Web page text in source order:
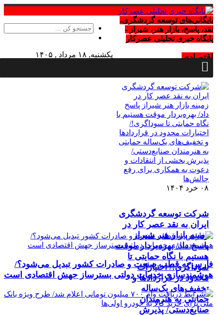
یکشنبه, ۱۸ مرداد , ۱۴۰۵
بایگانی‌های توسعه گردشگری،
نقد، پاسخ، بازار هنر، شیراز -
پایگاه خبری تحلیلی عصرکار
۰۸ خرد ۱۴۰۴
شرکت توسعه گردشگری
ایران به نقد عصر کار در
زمینه بازار هنر شیراز
پاسخ داد/ بهره‌بردار موقت
هستیم با نگاه حمایتی تا
سوداگری!/ اختیارات
محدود در قراردادها و
تخفیف‌های یک‌ساله
حمایتی به هنرمندان
صنایع‌دستی/ پذیرش
اقتصادی
فارس به قطب صنعت و صادرات کشور تبدیل می‌شود؟/
هوشمندسازی خدمات دولتی بسترساز جهش اقتصادی است